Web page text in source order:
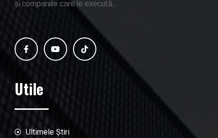
și companiile care le execută.
Utile
Ultimele Știri